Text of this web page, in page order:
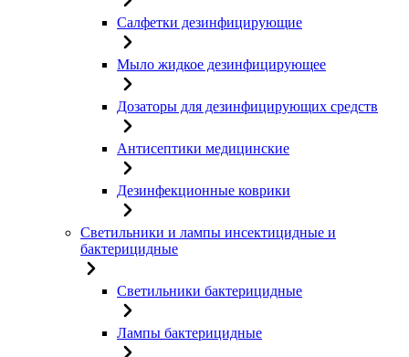
Салфетки дезинфицирующие
Мыло жидкое дезинфицирующее
Дозаторы для дезинфицирующих средств
Антисептики медицинские
Дезинфекционные коврики
Светильники и лампы инсектицидные и
бактерицидные
Светильники бактерицидные
Лампы бактерицидные